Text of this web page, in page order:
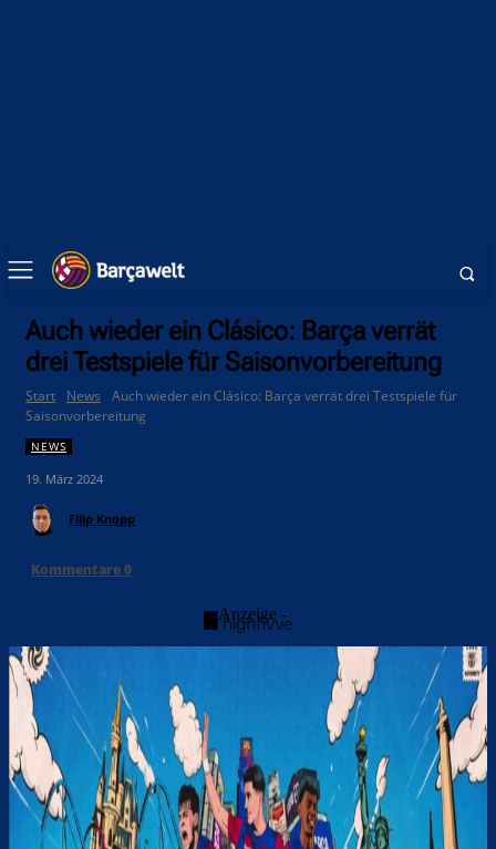
Auch wieder ein Clásico: Barça verrät
drei Testspiele für Saisonvorbereitung
Start News
Auch wieder ein Clásico: Barça verrät drei Testspiele für
Saisonvorbereitung
NEWS
19. März 2024
Filip Knopp
Kommentare0
- Anzeige -